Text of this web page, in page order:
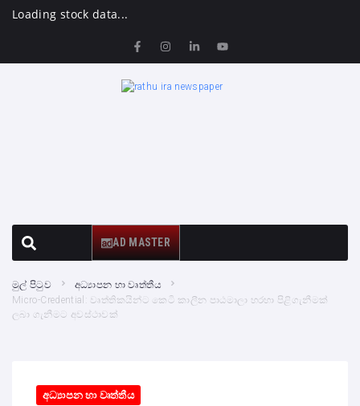
Loading stock data...
AD MASTER
මුල් පිටුව
අධ්‍යාපන හා වෘත්තීය
Micro-Credential: වෘත්තිකයින්ට කෙටි කාලීන පාඨමාලා හරහා පිළිගැනීමක්
ලබා ගැනීමට අවස්ථාවක්
අධ්‍යාපන හා වෘත්තීය